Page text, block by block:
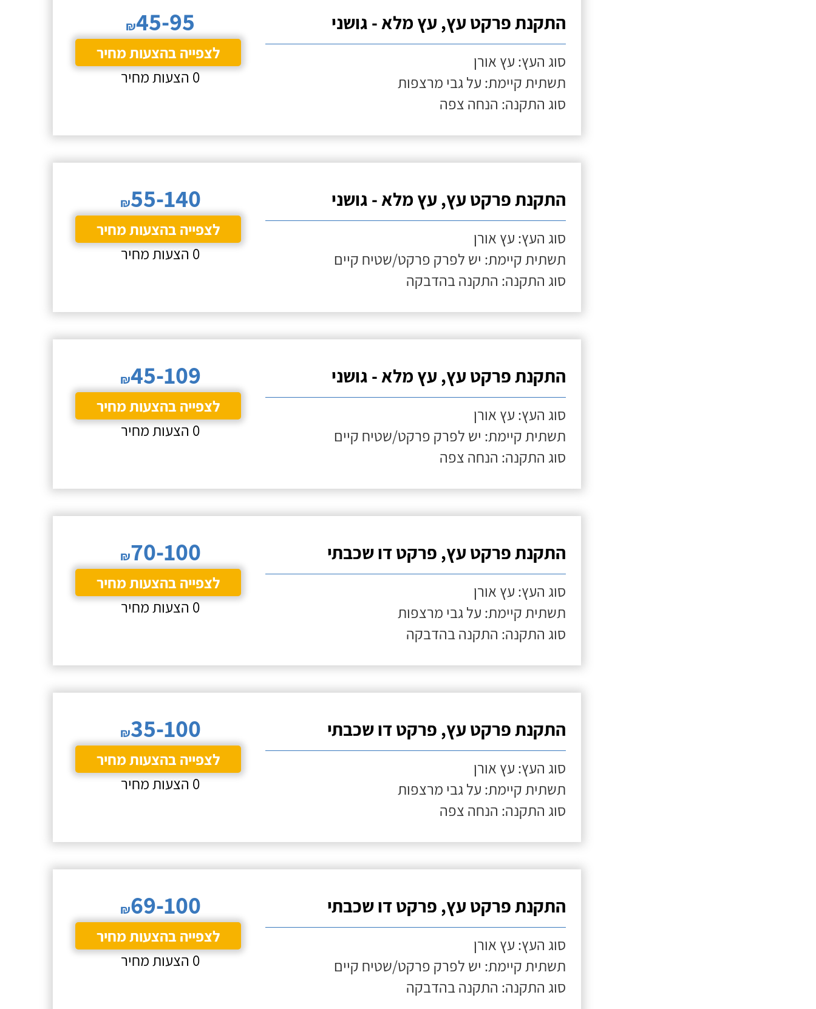
התקנת פרקט עץ, עץ מלא - גושני
סוג העץ: עץ אורן
תשתית קיימת: על גבי מרצפות
סוג התקנה: הנחה צפה
₪45-95
לצפייה בהצעות מחיר
0 הצעות מחיר
התקנת פרקט עץ, עץ מלא - גושני
סוג העץ: עץ אורן
תשתית קיימת: יש לפרק פרקט/שטיח קיים
סוג התקנה: התקנה בהדבקה
₪55-140
לצפייה בהצעות מחיר
0 הצעות מחיר
התקנת פרקט עץ, עץ מלא - גושני
סוג העץ: עץ אורן
תשתית קיימת: יש לפרק פרקט/שטיח קיים
סוג התקנה: הנחה צפה
₪45-109
לצפייה בהצעות מחיר
0 הצעות מחיר
התקנת פרקט עץ, פרקט דו שכבתי
סוג העץ: עץ אורן
תשתית קיימת: על גבי מרצפות
סוג התקנה: התקנה בהדבקה
₪70-100
לצפייה בהצעות מחיר
0 הצעות מחיר
התקנת פרקט עץ, פרקט דו שכבתי
סוג העץ: עץ אורן
תשתית קיימת: על גבי מרצפות
סוג התקנה: הנחה צפה
₪35-100
לצפייה בהצעות מחיר
0 הצעות מחיר
התקנת פרקט עץ, פרקט דו שכבתי
סוג העץ: עץ אורן
תשתית קיימת: יש לפרק פרקט/שטיח קיים
סוג התקנה: התקנה בהדבקה
₪69-100
לצפייה בהצעות מחיר
0 הצעות מחיר